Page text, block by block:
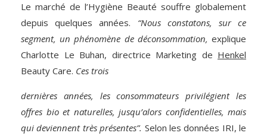
Le marché de l’Hygiène Beauté souffre globalement
depuis quelques années. “Nous constatons, sur ce
segment, un phénomène de déconsommation, explique
Charlotte Le Buhan, directrice Marke­ting de Henkel
Beauty Care. Ces trois
dernières années, les consommateurs privilégient les
offres bio et naturelles, jusqu’alors confidentielles, mais
qui deviennent très présentes”. Selon les données IRI, le